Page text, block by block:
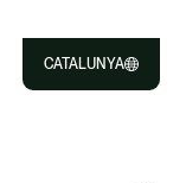
CATALUNYA